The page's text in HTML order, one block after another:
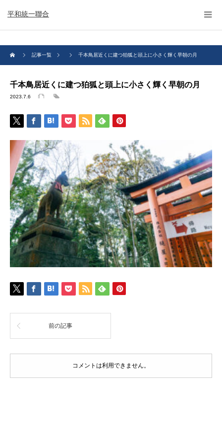
平和統一聯合
記事一覧 千本鳥居近くに建つ狛狐と頭上に小さく輝く早朝の月
千本鳥居近くに建つ狛狐と頭上に小さく輝く早朝の月
2023.7.6
前の記事
コメントは利用できません。